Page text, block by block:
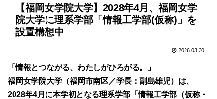
【福岡女学院大学】2028年4月、福岡女学
院大学に理系学部「情報工学部(仮称)」を
設置構想中
2026.03.30
「情報とつながる、わたしがひろがる。」
福岡女学院大学（福岡市南区／学長：副島雄児）は、
2028年4月に本学初となる理系学部「情報工学部（仮称・